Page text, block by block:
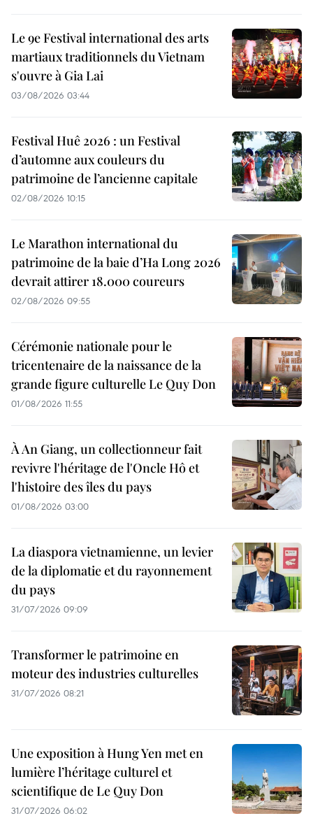
Le 9e Festival international des arts
martiaux traditionnels du Vietnam
s'ouvre à Gia Lai
03/08/2026 03:44
Festival Huê 2026 : un Festival
d’automne aux couleurs du
patrimoine de l’ancienne capitale
02/08/2026 10:15
Le Marathon international du
patrimoine de la baie d’Ha Long 2026
devrait attirer 18.000 coureurs
02/08/2026 09:55
Cérémonie nationale pour le
tricentenaire de la naissance de la
grande figure culturelle Le Quy Don
01/08/2026 11:55
À An Giang, un collectionneur fait
revivre l'héritage de l'Oncle Hô et
l'histoire des îles du pays
01/08/2026 03:00
La diaspora vietnamienne, un levier
de la diplomatie et du rayonnement
du pays
31/07/2026 09:09
Transformer le patrimoine en
moteur des industries culturelles
31/07/2026 08:21
Une exposition à Hung Yen met en
lumière l’héritage culturel et
scientifique de Le Quy Don
31/07/2026 06:02